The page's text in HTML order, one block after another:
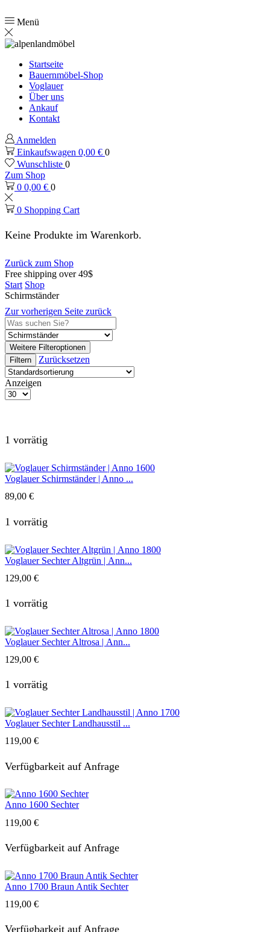
Menü
Startseite
Bauernmöbel-Shop
Voglauer
Über uns
Ankauf
Kontakt
Anmelden
Einkaufswagen 0,00 € 0
Wunschliste 0
Zum Shop
0 0,00 € 0
0 Shopping Cart
Keine Produkte im Warenkorb.
Zurück zum Shop
Free shipping over 49$
Start Shop
Schirmständer
Zur vorherigen Seite zurück
Weitere Filteroptionen
Filtern
Zurücksetzen
Anzeigen
Produkte
1 vorrätig
Voglauer Schirmständer | Anno ...
89,00 €
1 vorrätig
Voglauer Sechter Altgrün | Ann...
129,00 €
1 vorrätig
Voglauer Sechter Altrosa | Ann...
129,00 €
1 vorrätig
Voglauer Sechter Landhausstil ...
119,00 €
Verfügbarkeit auf Anfrage
Anno 1600 Sechter
119,00 €
Verfügbarkeit auf Anfrage
Anno 1700 Braun Antik Sechter
119,00 €
Verfügbarkeit auf Anfrage